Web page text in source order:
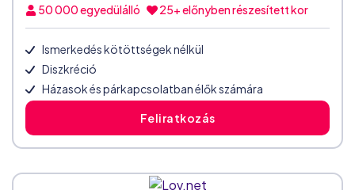
50 000egyedülálló 25+ előnyben részesített kor
Ismerkedés kötöttségek nélkül
Diszkréció
Házasok és párkapcsolatban élők számára
Feliratkozás